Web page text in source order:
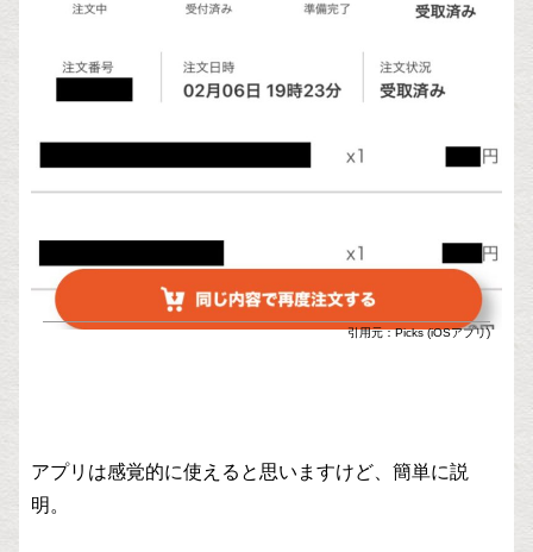
引用元：Picks (iOSアプリ)
アプリは感覚的に使えると思いますけど、簡単に説
明。